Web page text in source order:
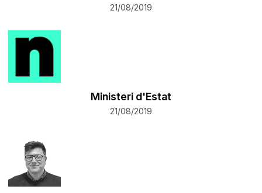
21/08/2019
Ministeri d'Estat
21/08/2019